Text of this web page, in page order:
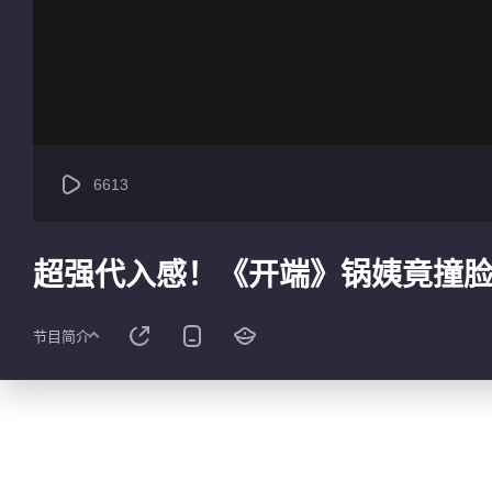
6613
超强代入感！《开端》锅姨竟撞
节目简介